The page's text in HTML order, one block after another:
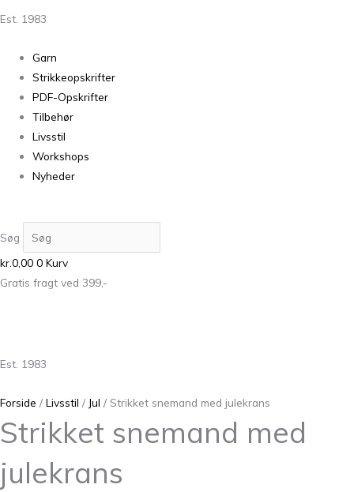
Est. 1983
Garn
Strikkeopskrifter
PDF-Opskrifter
Tilbehør
Livsstil
Workshops
Nyheder
Søg
kr.0,00 0 Kurv
Gratis fragt ved 399,-
Est. 1983
Forside / Livsstil / Jul / Strikket snemand med julekrans
Strikket snemand med
julekrans